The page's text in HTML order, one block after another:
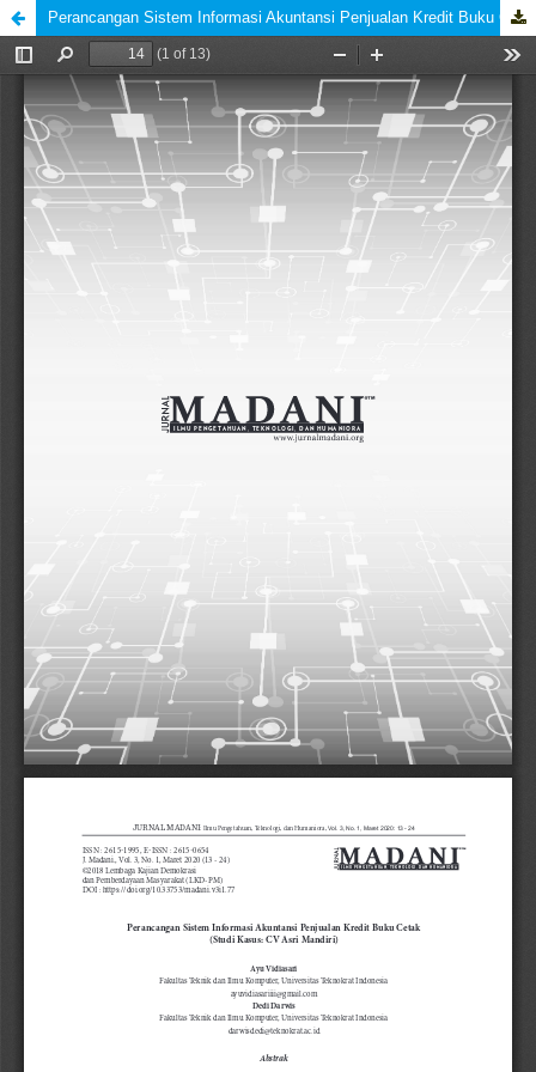
Perancangan Sistem Informasi Akuntansi Penjualan Kredit Buku Cetak (Studi Kasus : CV ASRI MANDIRI)